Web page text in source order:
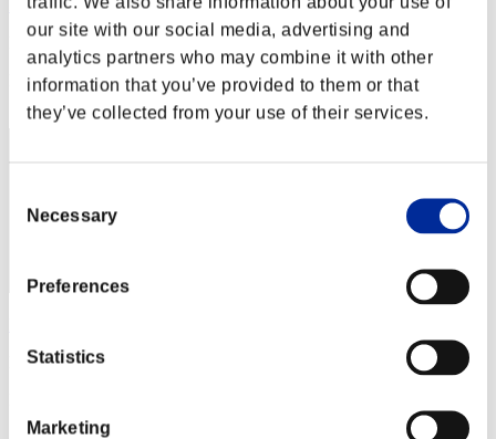
our site with our social media, advertising and
analytics partners who may combine it with other
information that you’ve provided to them or that
they’ve collected from your use of their services.
Selection
Necessary
Preferences
Statistics
Marketing
MD31NH3VN
Puntos:Lv:40/04'35"32
Posición
Puntos:Lv:40/04'35"68
143